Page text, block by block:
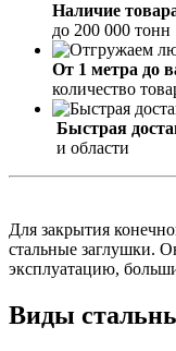
Наличие
до 200 000 тонн
От 1 метра до
количество
Быстрая
и области
Для закрытия
стальные заглушки.
эксплуатацию,
Виды